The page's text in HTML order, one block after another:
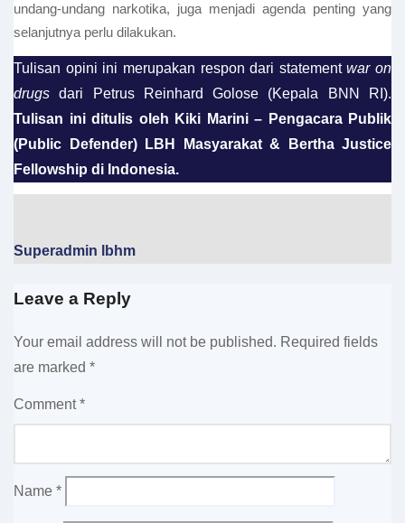
undang-undang narkotika, juga menjadi agenda penting yang
selanjutnya perlu dilakukan.
Tulisan opini ini merupakan respon dari statementwar on
drugs dari Petrus Reinhard Golose (Kepala BNN RI).
Tulisan ini ditulis oleh Kiki Marini – Pengacara Publik
(Public Defender) LBH Masyarakat & Bertha Justice
Fellowship di Indonesia.
Superadmin lbhm
Leave a Reply
Your email address will not be published. Required fields
are marked *
Comment*
Name *